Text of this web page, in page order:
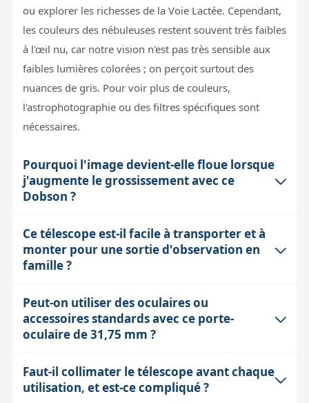
ou explorer les richesses de la Voie Lactée. Cependant,
les couleurs des nébuleuses restent souvent très faibles
à l'œil nu, car notre vision n'est pas très sensible aux
faibles lumières colorées ; on perçoit surtout des
nuances de gris. Pour voir plus de couleurs,
l'astrophotographie ou des filtres spécifiques sont
nécessaires.
Pourquoi l'image devient-elle floue lorsque
j'augmente le grossissement avec ce
Dobson ?
L'image peut devenir floue à fort grossissement à
cause de plusieurs facteurs. D'abord, la turbulence
atmosphérique limite souvent la résolution effective,
limite physique appelée 'diffraction' empêche d'aller au-
delà d'un certain pouvoir séparateur (ici environ 0,77
miroirs ou une mise en température incomplète du
tube peuvent dégrader la netteté. Le Dobson FlexTube
Ce télescope est-il facile à transporter et à
monter pour une sortie d'observation en
famille ?
Oui, le FlexTube Heritage 150/750 est conçu pour être
compact et facilement transportable. Son tube optique
repliable permet de réduire son encombrement sans
dans une voiture de taille moyenne. Avec un poids
Peut-on utiliser des oculaires ou
accessoires standards avec ce porte-
oculaire de 31,75 mm ?
Oui, ce Dobson est équipé d'un porte-oculaire standard
de 31,75 mm, compatible avec la majorité des
Faut-il collimater le télescope avant chaque
utilisation, et est-ce compliqué ?